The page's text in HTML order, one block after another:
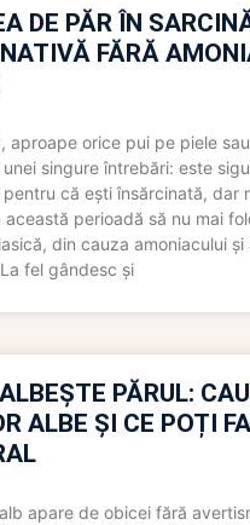
DE PĂR ÎN
FĂRĂ
aproape orice pui pe piele
singure întrebări: este
că ești însărcinată, dar
această perioadă să nu mai
din cauza amoniacului și
fel gândesc și
PĂRUL:
ALBE ȘI CE POȚI
apare de obicei fără